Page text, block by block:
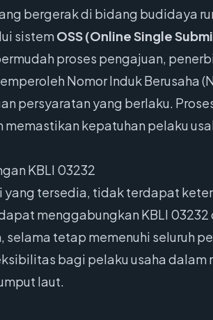
bergerak di bidang budidaya
sistem OSS (Online Single
proses pengajuan,
Nomor Induk Berusaha
persyaratan yang berlaku.
kepatuhan pelaku
KBLI 03232
yang tersedia, tidak terdapat
menggabungkan KBLI
selama tetap memenuhi seluruh
bagi pelaku usaha dalam
laut.